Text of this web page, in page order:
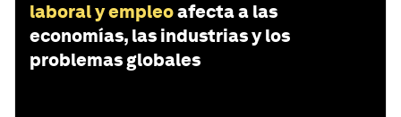
laboral y empleoafecta a las
economías, las industrias y los
problemas globales